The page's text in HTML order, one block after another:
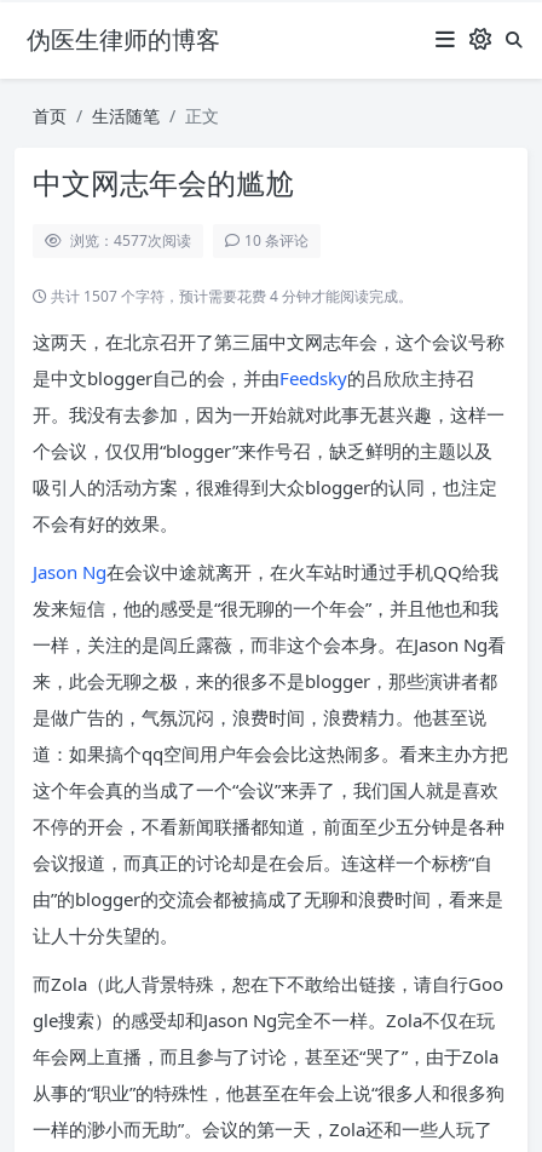
伪医生律师的博客
首页 生活随笔 正文
中文网志年会的尴尬
浏览：4577次阅读 10 条评论
共计 1507 个字符，预计需要花费 4 分钟才能阅读完成。
这两天，在北京召开了第三届中文网志年会，这个会议号称
是中文blogger自己的会，并由Feedsky的吕欣欣主持召
开。我没有去参加，因为一开始就对此事无甚兴趣，这样一
个会议，仅仅用“blogger”来作号召，缺乏鲜明的主题以及
吸引人的活动方案，很难得到大众blogger的认同，也注定
不会有好的效果。
Jason Ng在会议中途就离开，在火车站时通过手机QQ给我
发来短信，他的感受是“很无聊的一个年会”，并且他也和我
一样，关注的是闾丘露薇，而非这个会本身。在Jason Ng看
来，此会无聊之极，来的很多不是blogger，那些演讲者都
是做广告的，气氛沉闷，浪费时间，浪费精力。他甚至说
道：如果搞个qq空间用户年会会比这热闹多。看来主办方把
这个年会真的当成了一个“会议”来弄了，我们国人就是喜欢
不停的开会，不看新闻联播都知道，前面至少五分钟是各种
会议报道，而真正的讨论却是在会后。连这样一个标榜“自
由”的blogger的交流会都被搞成了无聊和浪费时间，看来是
让人十分失望的。
而Zola（此人背景特殊，恕在下不敢给出链接，请自行Goo
gle搜索）的感受却和Jason Ng完全不一样。Zola不仅在玩
年会网上直播，而且参与了讨论，甚至还“哭了”，由于Zola
从事的“职业”的特殊性，他甚至在年会上说“很多人和很多狗
一样的渺小而无助”。会议的第一天，Zola还和一些人玩了